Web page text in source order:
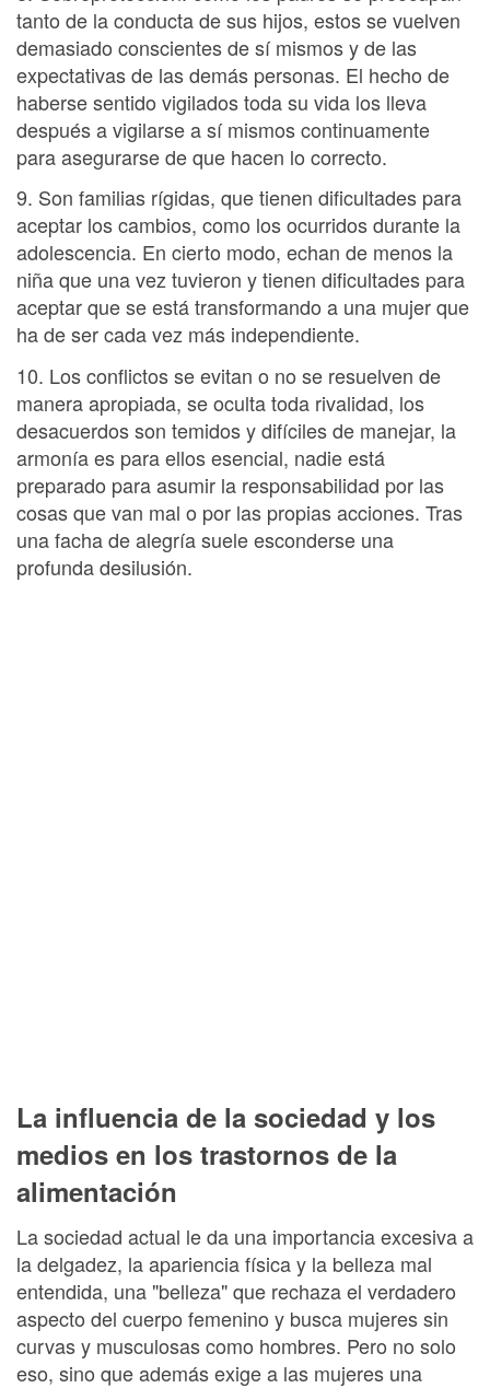
tanto de la conducta de sus hijos, estos se vuelven
demasiado conscientes de sí mismos y de las
expectativas de las demás personas. El hecho de
haberse sentido vigilados toda su vida los lleva
después a vigilarse a sí mismos continuamente
para asegurarse de que hacen lo correcto.
9. Son familias rígidas, que tienen dificultades para
aceptar los cambios, como los ocurridos durante la
adolescencia. En cierto modo, echan de menos la
niña que una vez tuvieron y tienen dificultades para
aceptar que se está transformando a una mujer que
ha de ser cada vez más independiente.
10. Los conflictos se evitan o no se resuelven de
manera apropiada, se oculta toda rivalidad, los
desacuerdos son temidos y difíciles de manejar, la
armonía es para ellos esencial, nadie está
preparado para asumir la responsabilidad por las
cosas que van mal o por las propias acciones. Tras
una facha de alegría suele esconderse una
profunda desilusión.
La influencia de la sociedad y los
medios en los trastornos de la
alimentación
La sociedad actual le da una importancia excesiva a
la delgadez, la apariencia física y la belleza mal
entendida, una "belleza" que rechaza el verdadero
aspecto del cuerpo femenino y busca mujeres sin
curvas y musculosas como hombres. Pero no solo
eso, sino que además exige a las mujeres una